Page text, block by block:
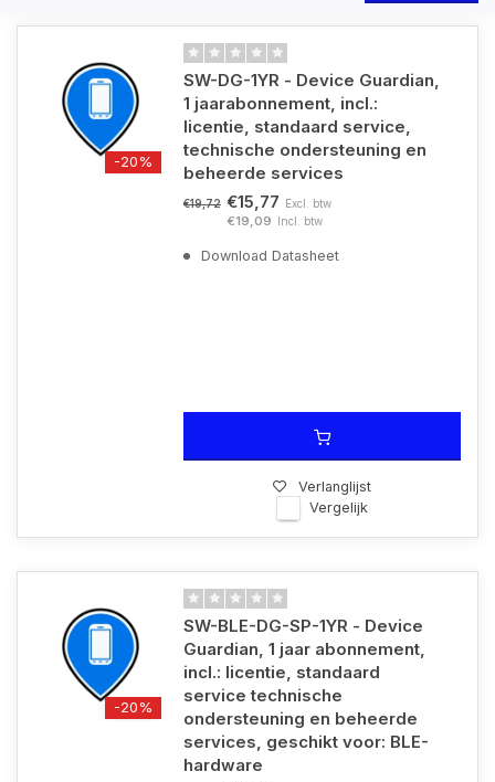
-20%
SW-DG-1YR - Device Guardian,
1 jaarabonnement, incl.:
licentie, standaard service,
technische ondersteuning en
beheerde services
€19,72 €15,77 Excl. btw
€19,09 Incl. btw
Download Datasheet
Verlanglijst
Vergelijk
-20%
SW-BLE-DG-SP-1YR - Device
Guardian, 1 jaar abonnement,
incl.: licentie, standaard
service technische
ondersteuning en beheerde
services, geschikt voor: BLE-
hardware